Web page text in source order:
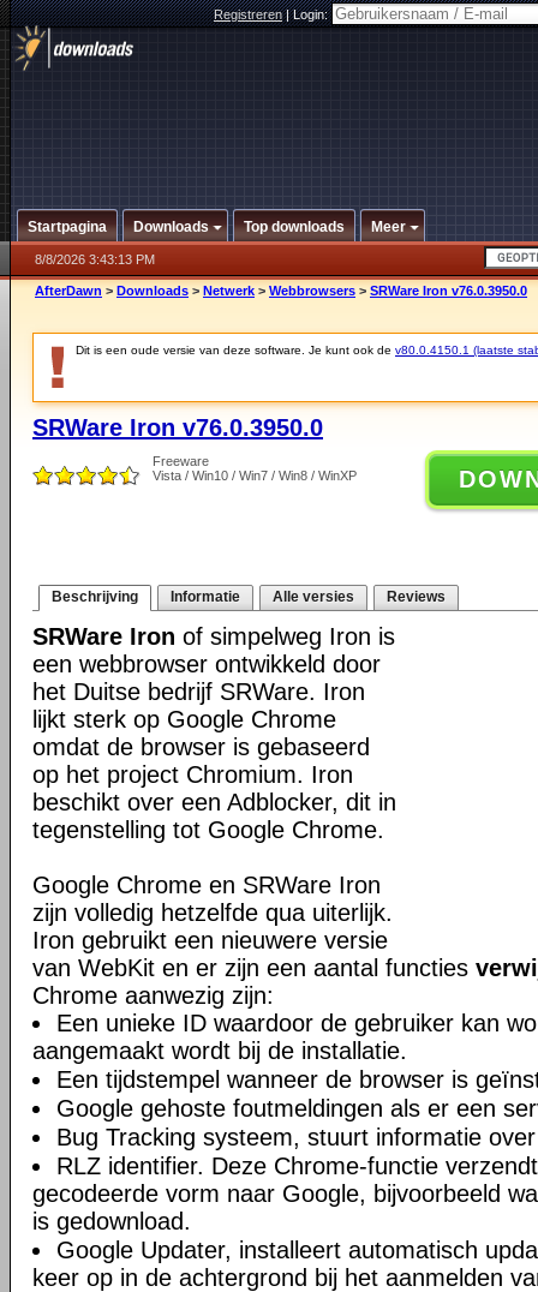
Registreren|Login:
Startpagina Downloads Top downloads Meer
8/8/2026 3:43:13 PM
AfterDawn > Downloads > Netwerk > Webbrowsers > SRWare Iron v76.0.3950.0
Dit is een oude versie van deze software. Je kunt ook de v80.0.4150.1 (laatste
SRWare Iron v76.0.3950.0
Freeware
Vista / Win10 / Win7 / Win8 / WinXP
Beschrijving Informatie Alle versies Reviews
SRWare Iron of simpelweg Iron is
een webbrowser ontwikkeld door
het Duitse bedrijf SRWare. Iron
lijkt sterk op Google Chrome
omdat de browser is gebaseerd
op het project Chromium. Iron
beschikt over een Adblocker, dit in
tegenstelling tot Google Chrome.
Google Chrome en SRWare Iron
zijn volledig hetzelfde qua uiterlijk.
Iron gebruikt een nieuwere versie
van WebKit en er zijn een aantal functies
Chrome aanwezig zijn:
Een unieke ID waardoor de gebruiker kan
aangemaakt wordt bij de installatie.
Een tijdstempel wanneer de browser is
Google gehoste foutmeldingen als er een
Bug Tracking systeem, stuurt informatie
RLZ identifier. Deze Chrome-functie
gecodeerde vorm naar Google, bijvoorbeeld
is gedownload.
Google Updater, installeert automatisch
keer op in de achtergrond bij het aanmelden